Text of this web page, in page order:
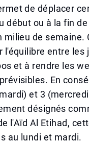
de déplacer
début ou à la fin
milieu de semaine.
l'équilibre entre les
et à rendre les
En
et 3
désignés
l'Aïd Al Etihad,
au lundi et mardi.